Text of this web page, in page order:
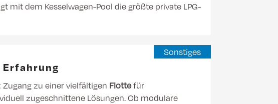
mit dem Kesselwagen-Pool die größte private LPG-
Sonstiges
Zugang zu einer vielfältigen Flottefür
zugeschnittene Lösungen. Ob modulare